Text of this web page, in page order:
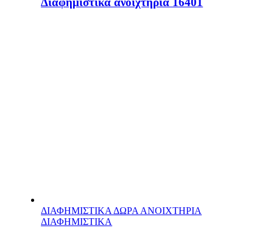
ΔΙΑΦΗΜΙΣΤΙΚΑ ΔΩΡΑ ΑΝΟΙΧΤΗΡΙΑ
ΔΙΑΦΗΜΙΣΤΙΚΑ